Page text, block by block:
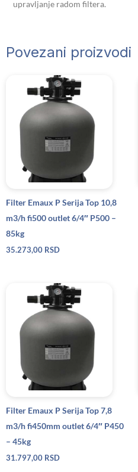
upravljanje radom filtera.
Povezani proizvodi
Filter Emaux P Serija Top 10,8
m3/h fi500 outlet 6/4″ P500 –
85kg
35.273,00 RSD
Filter Emaux P Serija Top 7,8
m3/h fi450mm outlet 6/4″ P450
– 45kg
31.797,00 RSD